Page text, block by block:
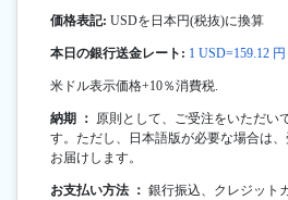
価格表記: USDを日本円(税抜)に換算
本日の銀行送金レート: 1 USD=159.12 円
米ドル表示価格+10％消費税.
納期 ： 原則として、ご受注をいただい
す。ただし、日本語版が必要な場合は
お届けします。
お支払い方法 ： 銀行振込、クレジット